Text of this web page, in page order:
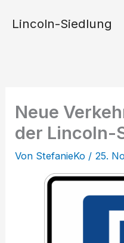
InhaltLincoln-Siedlung
Neue
der Lincoln-
Von StefanieKo / 25.